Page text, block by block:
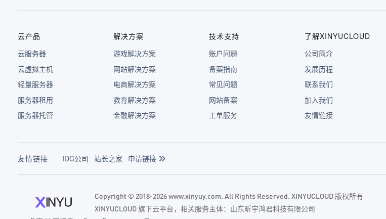
云产品
云服务器
云虚拟主机
轻量服务器
服务器租用
服务器托管
解决方案
游戏解决方案
网站解决方案
电商解决方案
教育解决方案
金融解决方案
技术支持
账户问题
备案指南
常见问题
网站备案
工单服务
了解XINYUCLOUD
公司简介
发展历程
联系我们
加入我们
友情链接
友情链接 IDC公司 站长之家 申请链接
Copyright © 2018-2026 www.xinyuy.com. All Rights Reserved. XINYUCLOUD 版权所有
XINYUCLOUD 旗下云平台，相关服务主体：山东昕宇鸿君科技有限公司